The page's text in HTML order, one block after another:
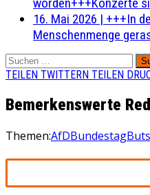
16. Mai 2026 | +++In
Menschenmenge
Suchen
nach:
TEILEN TWITTERN TEILEN
Bemerkenswerte
Themen:AfDBundestag